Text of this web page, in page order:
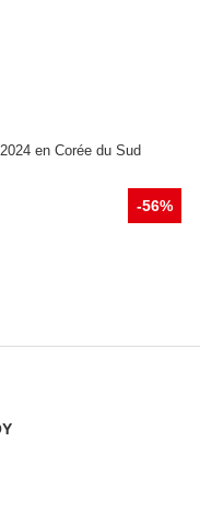
en Corée du Sud
-56%